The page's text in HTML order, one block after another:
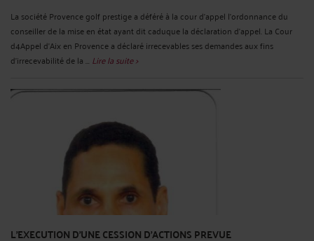
La société Provence golf prestige a déféré à la cour d’appel l’ordonnance du
conseiller de la mise en état ayant dit caduque la déclaration d’appel. La Cour
d4Appel d’Aix en Provence a déclaré irrecevables ses demandes aux fins
d’irrecevabilité de la ... Lire la suite >
L'EXECUTION D'UNE CESSION D'ACTIONS PREVUE